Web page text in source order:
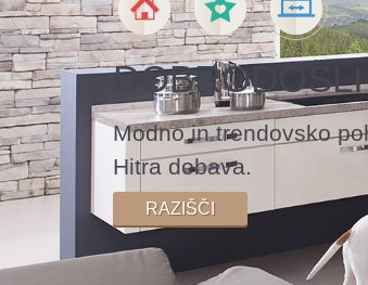
Modno in trendovsko
Hitra dobava.
RAZIŠČI